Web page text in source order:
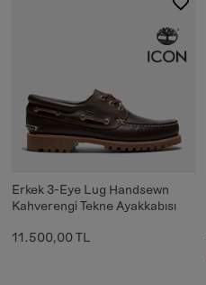
Erkek 3-Eye Lug Handsewn
Kahverengi Tekne Ayakkabısı
11.500,00 TL